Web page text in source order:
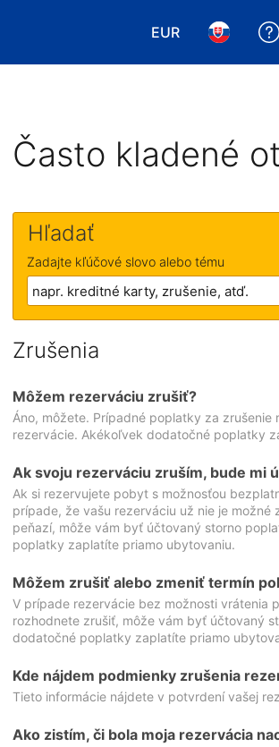
EUR
Vybrať menu.
Vybrať
Často kladené
Hľadať
Zadajte kľúčové slovo alebo tému
Zrušenia
Môžem rezerváciu zrušiť?
Áno, môžete. Prípadné poplatky za
rezervácie. Akékoľvek dodatočné poplatky
Ak svoju rezerváciu zruším, bude mi
Ak si rezervujete pobyt s možnosťou
prípade, že vašu rezerváciu už nie je
peňazí, môže vám byť účtovaný storno
poplatky zaplatíte priamo ubytovaniu.
Môžem zrušiť alebo zmeniť termín
V prípade rezervácie bez možnosti vrátenia
rozhodnete zrušiť, môže vám byť účtovaný
dodatočné poplatky zaplatíte priamo
Kde nájdem podmienky zrušenia
Tieto informácie nájdete v potvrdení vašej
Ako zistím, či bola moja rezervácia